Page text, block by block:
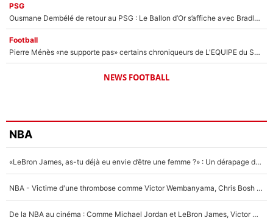
PSG
Ousmane Dembélé de retour au PSG : Le Ballon d’Or s’affiche avec Bradley Barcola en plein cœur du feuilleton sur son départ !
Football
Pierre Ménès «ne supporte pas» certains chroniqueurs de L'EQUIPE du Soir : Ils vont tous partir !
NEWS FOOTBALL
NBA
«LeBron James, as-tu déjà eu envie d’être une femme ?» : Un dérapage de Donald Trump sur la superstar de la NBA refait surface
NBA - Victime d'une thrombose comme Victor Wembanyama, Chris Bosh prévient le Français des risques sur sa santé : «J’ai failli mourir sur le coup et j’ai été ramené à la vie»
De la NBA au cinéma : Comme Michael Jordan et LeBron James, Victor Wembanyama rêve d'une carrière d'acteur !